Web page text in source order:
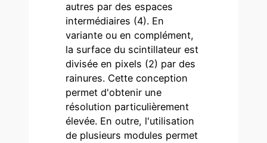
autres par des espaces
intermédiaires (4). En
variante ou en complément,
la surface du scintillateur est
divisée en pixels (2) par des
rainures. Cette conception
permet d'obtenir une
résolution particulièrement
élevée. En outre, l'utilisation
de plusieurs modules permet